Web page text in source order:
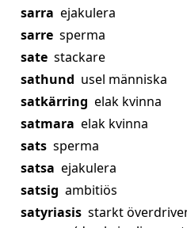
sarra ejakulera
sarre sperma
sate stackare
sathund usel människa
satkärring elak kvinna
satmara elak kvinna
sats sperma
satsa ejakulera
satsig ambitiös
satyriasis starkt